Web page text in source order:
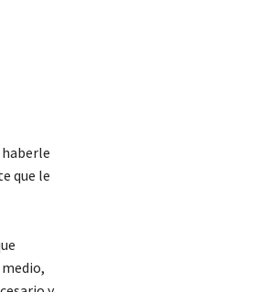
que le